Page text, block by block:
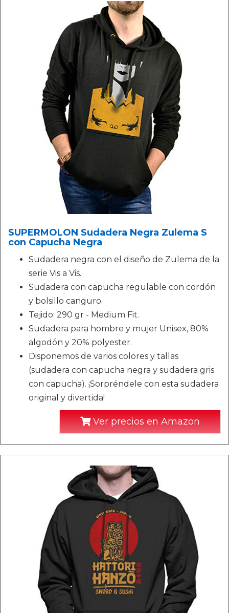
SUPERMOLON Sudadera Negra Zulema S
con Capucha Negra
Sudadera negra con el diseño de Zulema de la
serie Vis a Vis.
Sudadera con capucha regulable con cordón
y bolsillo canguro.
Tejido: 290 gr - Medium Fit.
Sudadera para hombre y mujer Unisex, 80%
algodón y 20% polyester.
Disponemos de varios colores y tallas
(sudadera con capucha negra y sudadera gris
con capucha). ¡Sorpréndele con esta sudadera
original y divertida!
Ver precios en Amazon